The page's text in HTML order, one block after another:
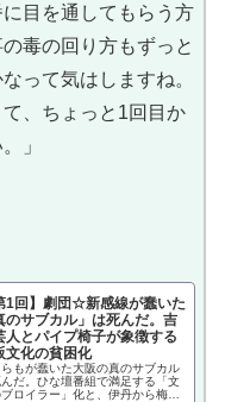
目を通してもらう方
毒の回り方もずっと
って気はしますね。
、ちょっと1回目か
」
1回】劇団☆新感線が蠢いた
のサブカル」は死んだ。吉
人とパイプ椅子が象徴する
文化の貧困化
もが蠢いた大阪の真のサブカル
だ。ひな壇番組で満足する「文
ロイラー」化と、伊丹から梅田